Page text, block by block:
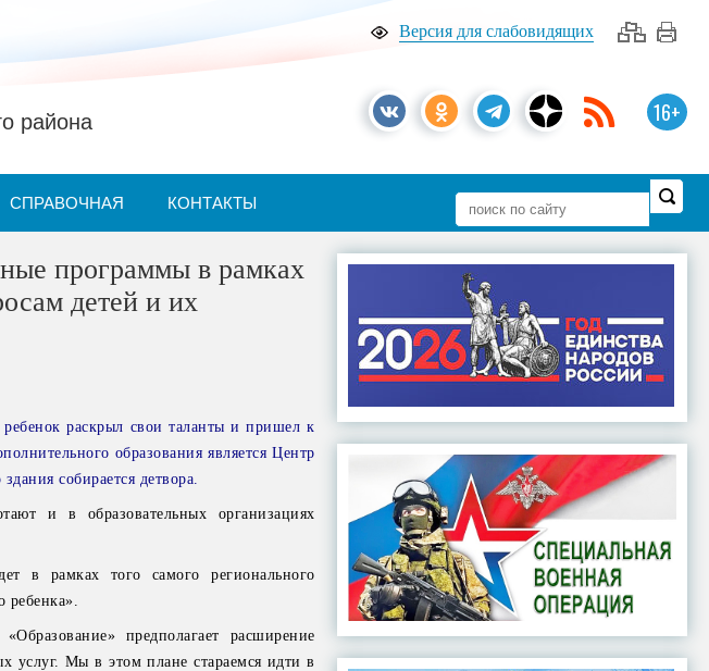
Версия для слабовидящих
16+
района
СПРАВОЧНАЯ КОНТАКТЫ
программы в рамках
детей и их
раскрыл свои таланты и пришел к
образования является Центр
собирается детвора.
и в образовательных организациях
в рамках того самого регионального
ребенка».
предполагает расширение
услуг. Мы в этом плане стараемся идти в